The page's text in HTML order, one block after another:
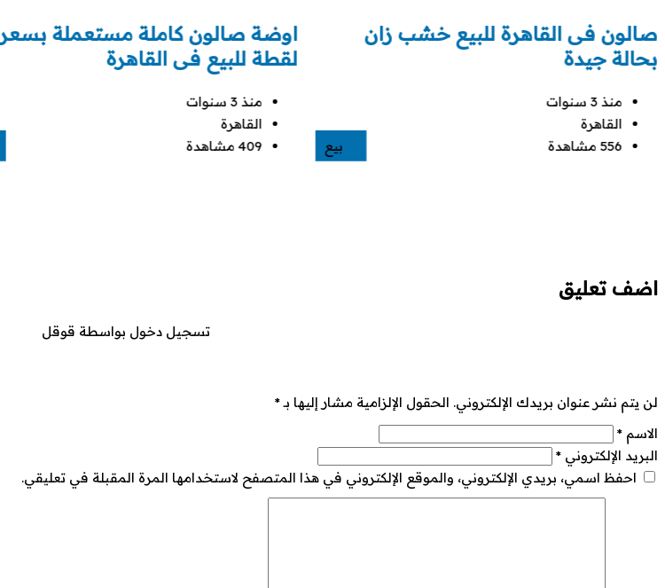
بيع
صالون فى القاهرة للبيع خشب زان
بحالة جيدة
منذ 3 سنوات
القاهرة
556 مشاهدة
اوضة صالون كاملة مستعملة بسعر
لقطة للبيع فى القاهرة
منذ 3 سنوات
القاهرة
409 مشاهدة
اضف تعليق
تسجيل دخول بواسطة قوقل
لن يتم نشر عنوان بريدك الإلكتروني. الحقول الإلزامية مشار إليها بـ*
الاسم *
البريد الإلكتروني *
احفظ اسمي، بريدي الإلكتروني، والموقع الإلكتروني في هذا المتصفح لاستخدامها المرة المقبلة في تعليقي.